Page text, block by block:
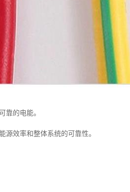
靠的电能。
源效率和整体系统的可靠性。